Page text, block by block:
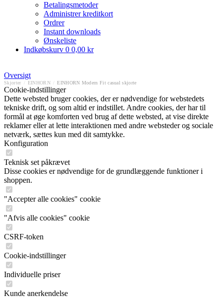
Betalingsmetoder
Administrer kreditkort
Ordrer
Instant downloads
Ønskeliste
Indkøbskurv 0 0,00 kr
Oversigt
Skjorter EINHORN EINHORN Modern Fit casual skjorte
Cookie-indstillinger
Dette websted bruger cookies, der er nødvendige for webstedets
tekniske drift, og som altid er indstillet. Andre cookies, der har til
formål at øge komforten ved brug af dette websted, at vise direkte
reklamer eller at lette interaktionen med andre websteder og sociale
netværk, sættes kun med dit samtykke.
Konfiguration
Teknisk set påkrævet
Disse cookies er nødvendige for de grundlæggende funktioner i
shoppen.
"Accepter alle cookies" cookie
"Afvis alle cookies" cookie
CSRF-token
Cookie-indstillinger
Individuelle priser
Kunde anerkendelse